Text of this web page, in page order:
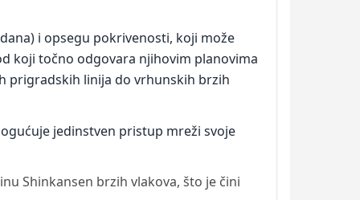
i opsegu pokrivenosti, koji može
koji točno odgovara njihovim planovima
prigradskih linija do vrhunskih brzih
jedinstven pristup mreži svoje
Shinkansen brzih vlakova, što je čini